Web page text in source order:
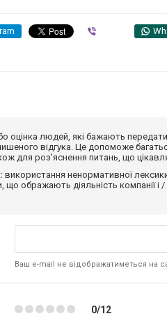
оцінка людей, які бажають
відгука. Це допоможе
для роз'яснення питань, що
використання ненормативної
що ображають діяльність компанії
Ваш e-mail не відображатиметься на
0/12